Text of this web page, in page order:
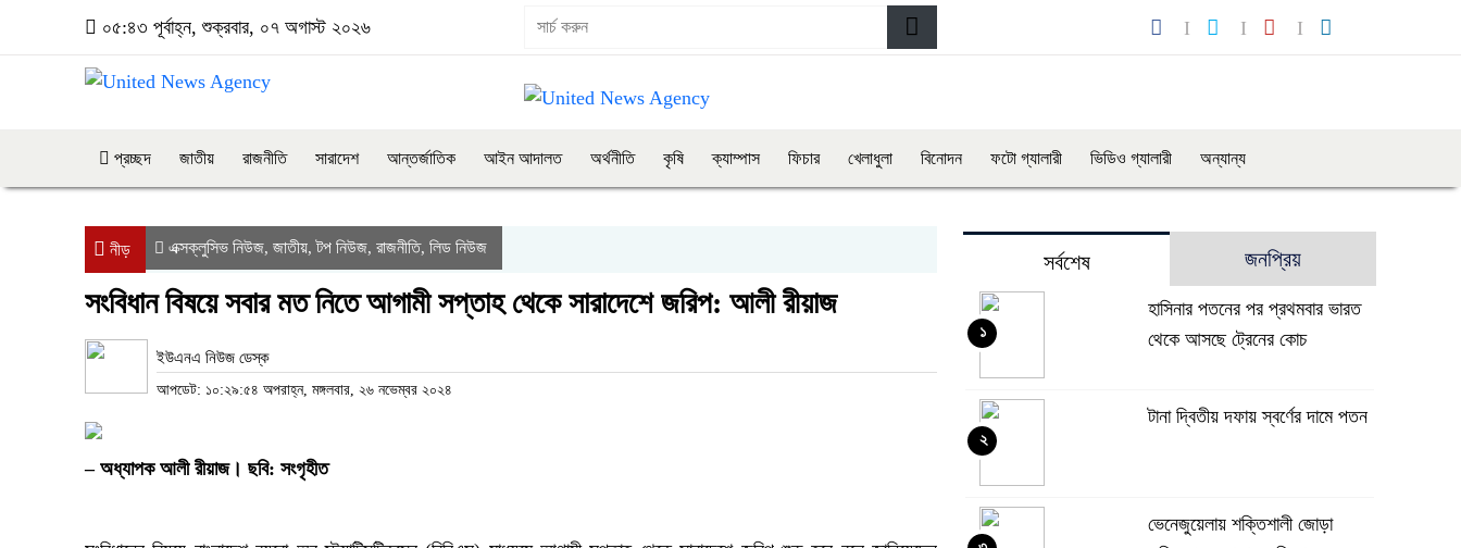
০৫:৪৩ পূর্বাহ্ন, শুক্রবার, ০৭ অগাস্ট ২০২৬
প্রচ্ছদ জাতীয় রাজনীতি সারাদেশ আন্তর্জাতিক আইন আদালত অর্থনীতি কৃষি ক্যাম্পাস ফিচার খেলাধুলা বিনোদন ফটো গ্যালারী ভিডিও গ্যালারী অন্যান্য
নীড় এক্সক্লুসিভ নিউজ, জাতীয়,টপ নিউজ, রাজনীতি, লিড নিউজ
সংবিধান বিষয়ে সবার মত নিতে আগামী সপ্তাহ থেকে সারাদেশে জরিপ: আলী রীয়াজ
ইউএনএ নিউজ ডেস্ক
আপডেট: ১০:২৯:৫৪ অপরাহ্ন, মঙ্গলবার, ২৬ নভেম্বর ২০২৪
– অধ্যাপক আলী রীয়াজ। ছবি: সংগৃহীত
সর্বশেষ জনপ্রিয়
হাসিনার পতনের পর প্রথমবার ভারত
থেকে আসছে ট্রেনের কোচ
১
টানা দ্বিতীয় দফায় স্বর্ণের দামে পতন
২
ভেনেজুয়েলায় শক্তিশালী জোড়া